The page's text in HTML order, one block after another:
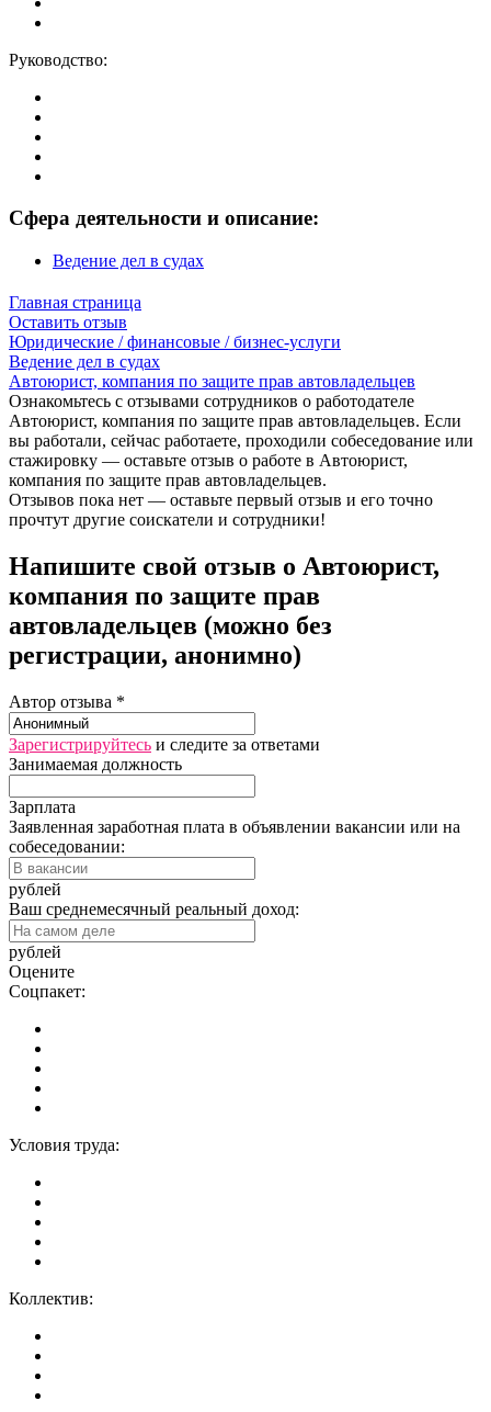
Руководство:
Сфера деятельности и описание:
Ведение дел в судах
Главная страница
Оставить отзыв
Юридические / финансовые / бизнес-услуги
Ведение дел в судах
Автоюрист, компания по защите прав автовладельцев
Ознакомьтесь с отзывами сотрудников о работодателе
Автоюрист, компания по защите прав автовладельцев. Если
вы работали, сейчас работаете, проходили собеседование или
стажировку — оставьте отзыв о работе в Автоюрист,
компания по защите прав автовладельцев.
Отзывов пока нет — оставьте первый отзыв и его точно
прочтут другие соискатели и сотрудники!
Напишите свой отзыв о Автоюрист,
компания по защите прав
автовладельцев (можно без
регистрации, анонимно)
Автор отзыва *
Зарегистрируйтесь и следите за ответами
Занимаемая должность
Зарплата
Заявленная заработная плата в объявлении вакансии или на
собеседовании:
рублей
Ваш среднемесячный реальный доход:
рублей
Оцените
Соцпакет:
Условия труда:
Коллектив: